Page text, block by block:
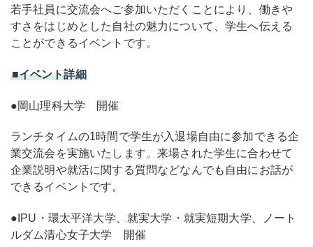
若手社員に交流会へご参加いただくことにより、働きや
すさをはじめとした自社の魅力について、学生へ伝える
ことができるイベントです。
■イベント詳細
●岡山理科大学 開催
ランチタイムの1時間で学生が入退場自由に参加できる企
業交流会を実施いたします。来場された学生に合わせて
企業説明や就活に関する質問などなんでも自由にお話が
できるイベントです。
●IPU・環太平洋大学、就実大学・就実短期大学、ノート
ルダム清心女子大学 開催